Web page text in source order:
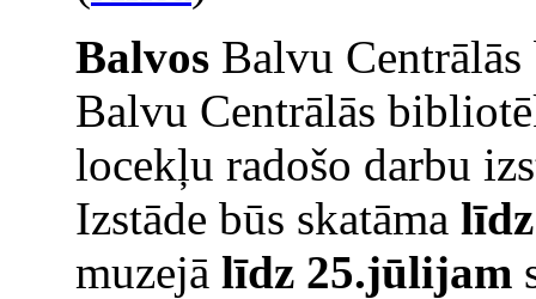
Balvos Balvu Centrālās
Balvu Centrālās
locekļu radošo darbu
Izstāde būs skatāma
muzejā līdz 25.jūlijam